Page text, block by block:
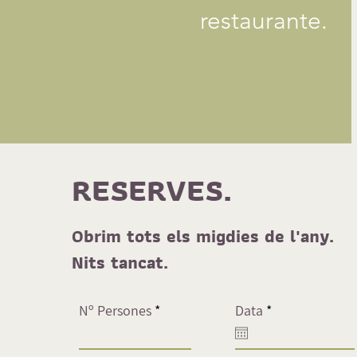
restaurante.
RESERVES.
Obrim tots els migdies de l'any.
Nits tancat.
Nº Persones Data *
u